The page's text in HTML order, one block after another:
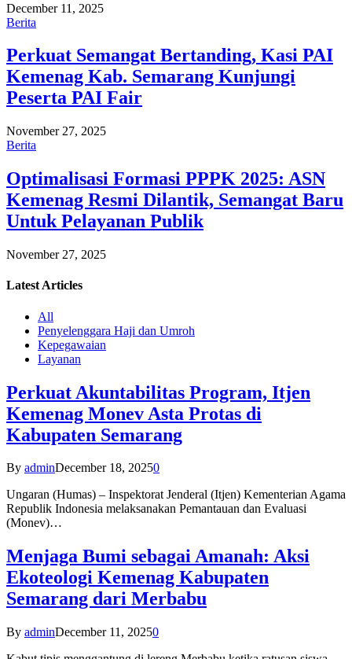
December 11, 2025
Berita
Perkuat Semangat Bertanding, Kasi PAI
Kemenag Kab. Semarang Kunjungi
Peserta PAI Fair
November 27, 2025
Berita
Optimalisasi Formasi PPPK 2025: ASN
Kemenag Resmi Dilantik, Semangat Baru
Untuk Pelayanan Publik
November 27, 2025
Latest Articles
All
Penyelenggara Haji dan Umroh
Kepegawaian
Layanan
Perkuat Akuntabilitas Program, Itjen
Kemenag Monev Asta Protas di
Kabupaten Semarang
By adminDecember 18, 20250
Ungaran (Humas) – Inspektorat Jenderal (Itjen) Kementerian Agama
Republik Indonesia melaksanakan Pemantauan dan Evaluasi
(Monev)…
Menjaga Bumi sebagai Amanah: Aksi
Ekoteologi Kemenag Kabupaten
Semarang dari Merbabu
By adminDecember 11, 20250